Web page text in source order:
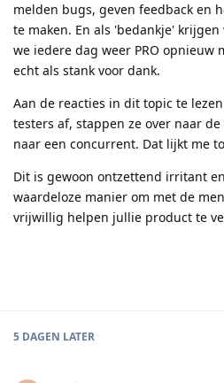
melden bugs, geven feedback en
te maken. En als 'bedankje'
we iedere dag weer PRO opnieuw
echt als stank voor dank.
Aan de reacties in dit topic te
testers af, stappen ze over naar
naar een concurrent. Dat lijkt me
Dit is gewoon ontzettend irritant
waardeloze manier om met de
vrijwillig helpen jullie product te
5 DAGEN LATER